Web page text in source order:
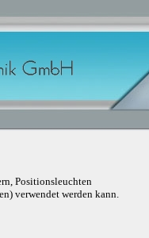
Positionsleuchten
verwendet werden kann.